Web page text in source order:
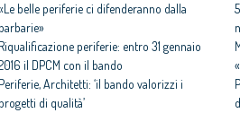
belle periferie ci difenderanno dalla
barbarie»
Riqualificazione periferie: entro 31 gennaio
il DPCM con il bando
Periferie, Architetti: ‘il bando valorizzi i
progetti di qualità’